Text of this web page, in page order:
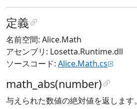
定義
名前空間: Alice.Math
アセンブリ: Losetta.Runtime.dll
ソースコード: Alice.Math.cs
math_abs(number)
与えられた数値の絶対値を返します。